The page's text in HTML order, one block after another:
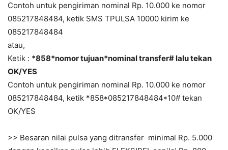
Contoh untuk pengiriman nominal Rp. 10.000 ke nomor
085217848484, ketik SMS TPULSA 10000 kirim ke
085217848484
atau,
Ketik : *858*nomor tujuan*nominal transfer# lalu tekan
OK/YES
Contoh untuk pengiriman nominal Rp. 10.000 ke nomor
085217848484, ketik *858*085217848484*10# tekan
OK/YES
>> Besaran nilai pulsa yang ditransfer minimal Rp. 5.000